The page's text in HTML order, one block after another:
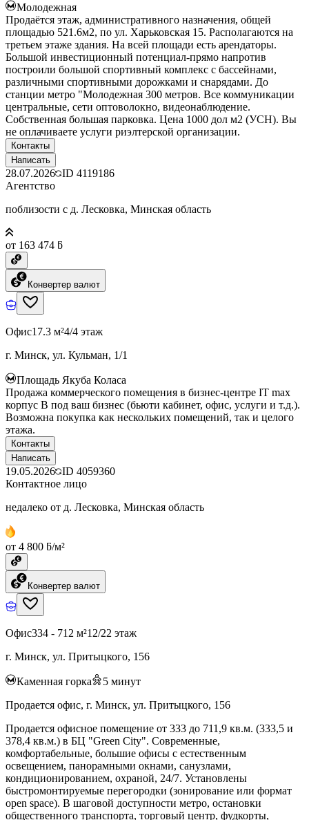
Молодежная
Продаётся этаж, административного назначения, общей
площадью 521.6м2, по ул. Харьковская 15. Располагаются на
третьем этаже здания. На всей площади есть арендаторы.
Большой инвестиционный потенциал-прямо напротив
построили большой спортивный комплекс с бассейнами,
различными спортивными дорожками и снарядами. До
станции метро "Молодежная 300 метров. Все коммуникации
центральные, сети оптоволокно, видеонаблюдение.
Собственная большая парковка. Цена 1000 дол м2 (УСН). Вы
не оплачиваете услуги риэлтерской организации.
Контакты
Написать
28.07.2026 ID 4119186
Агентство
поблизости с д. Лесковка, Минская область
от 163 474 ƃ
Конвертер валют
Офис17.3 м²4/4 этаж
г. Минск, ул. Кульман, 1/1
Площадь Якуба Коласа
Продажа коммерческого помещения в бизнес-центре IT max
корпус B под ваш бизнес (бьюти кабинет, офис, услуги и т.д.).
Возможна покупка как нескольких помещений, так и целого
этажа.
Контакты
Написать
19.05.2026 ID 4059360
Контактное лицо
недалеко от д. Лесковка, Минская область
от 4 800 ƃ/м²
Конвертер валют
Офис334 - 712 м²12/22 этаж
г. Минск, ул. Притыцкого, 156
Каменная горка 5 минут
Продается офис, г. Минск, ул. Притыцкого, 156
Продается офисное помещение от 333 до 711,9 кв.м. (333,5 и
378,4 кв.м.) в БЦ "Green City". Современные,
комфортабельные, большие офисы с естественным
освещением, панорамными окнами, санузлами,
кондиционированием, охраной, 24/7. Установлены
быстромонтируемые перегородки (зонирование или формат
open space). В шаговой доступности метро, остановки
общественного транспорта, торговый центр, фудкорты,